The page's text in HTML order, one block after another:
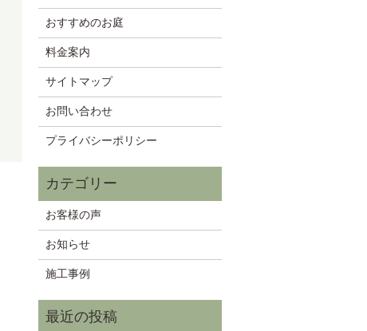
おすすめのお庭
料金案内
サイトマップ
お問い合わせ
プライバシーポリシー
お客様の声
お知らせ
施工事例